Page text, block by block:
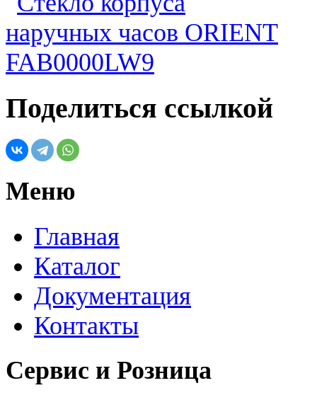
Поделиться ссылкой
Меню
Главная
Каталог
Документация
Контакты
Сервис и Розница